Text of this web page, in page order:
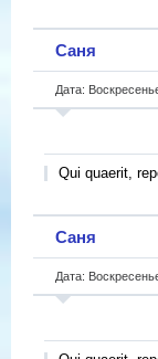
Саня
Дата:
Qui quaerit,
Саня
Дата: